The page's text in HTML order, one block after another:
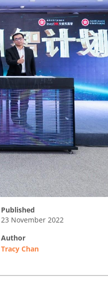
published
23 November 2022
author
Tracy Chan